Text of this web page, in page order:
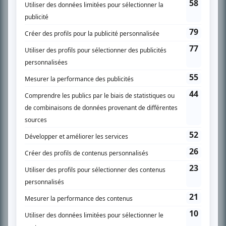
SUR LE RÉSEAU BIZZ MÉDIA
PLAN DU SITE
Accueil
Liste des oeuvres
Recherche avancée
À propos
Nous contacter
Termes et conditions
Politique de confidentialité
Gestion du consentement